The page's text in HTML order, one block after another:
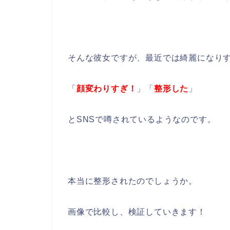
そんな彼女ですが、最近では綺麗になり
「 顔変わりすぎ！ 」「整形した 」
とSNSで噂されているようなのです。
本当に整形されたのでしょうか。
画像で比較し、検証していきます！